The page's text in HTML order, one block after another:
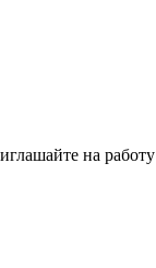
на работу